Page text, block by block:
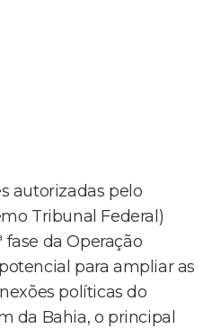
autorizadas pelo
Tribunal Federal)
da Operação
para ampliar as
políticas do
da Bahia, o principal